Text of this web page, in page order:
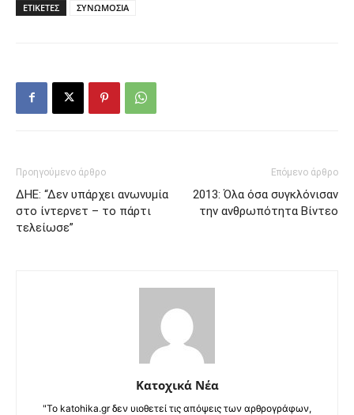
ΕΤΙΚΕΤΕΣ ΣΥΝΩΜΟΣΙΑ
Προηγούμενο άρθρο
ΔΗΕ: “Δεν υπάρχει ανωνυμία
στο ίντερνετ – το πάρτι
τελείωσε”
Επόμενο άρθρο
2013: Όλα όσα συγκλόνισαν
την ανθρωπότητα Βίντεο
Κατοχικά Νέα
"Το katohika.gr δεν υιοθετεί τις απόψεις των αρθρογράφων,